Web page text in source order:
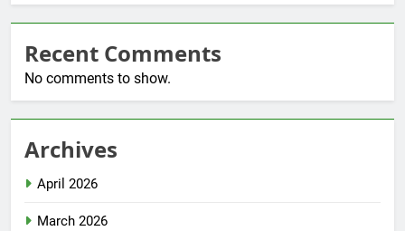
Recent Comments
No comments to show.
Archives
April 2026
March 2026